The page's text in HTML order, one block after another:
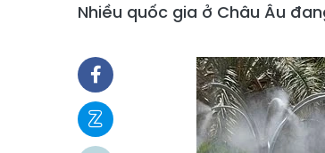
Nhiều quốc gia ở Châu Âu